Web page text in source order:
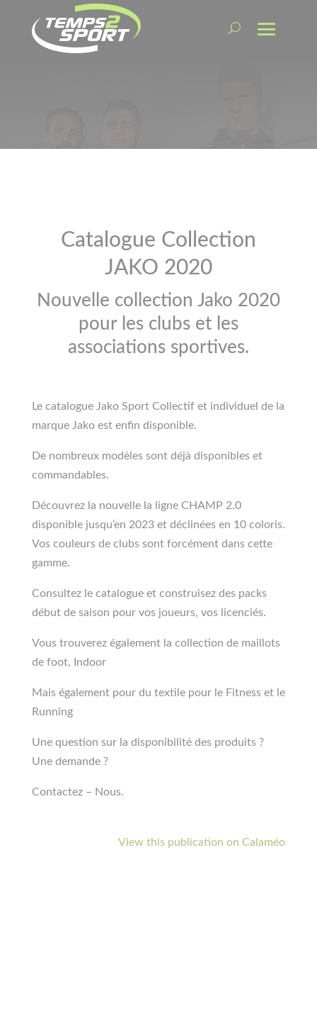
Catalogue Collection
JAKO 2020
Nouvelle collection Jako 2020
pour les clubs et les
associations sportives.
Le catalogue Jako Sport Collectif et individuel de la
marque Jako est enfin disponible.
De nombreux modèles sont déjà disponibles et
commandables.
Découvrez la nouvelle la ligne CHAMP 2.0
disponible jusqu’en 2023 et déclinées en 10 coloris.
Vos couleurs de clubs sont forcément dans cette
gamme.
Consultez le catalogue et construisez des packs
début de saison pour vos joueurs, vos licenciés.
Vous trouverez également la collection de maillots
de foot, Indoor
Mais également pour du textile pour le Fitness et le
Running
Une question sur la disponibilité des produits ?
Une demande ?
Contactez – Nous.
View this publication on Calaméo